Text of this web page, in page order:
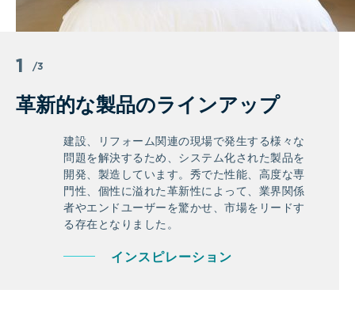
1 /3
革新的な製品のラインアップ
建設、リフォーム関連の現場で発生する様々な
問題を解決するため、システム化された製品を
開発、製造しています。秀でた性能、高度な専
門性、個性に溢れた革新性によって、業界関係
者やエンドユーザーを驚かせ、市場をリードす
る存在となりました。
インスピレーション